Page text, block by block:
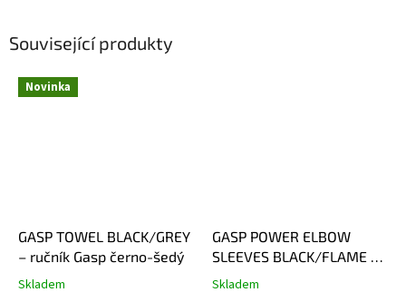
Související produkty
Novinka
GASP TOWEL BLACK/GREY
– ručník Gasp černo-šedý
Skladem
GASP POWER ELBOW
SLEEVES BLACK/FLAME –
bandáže loktů Gasp
Skladem